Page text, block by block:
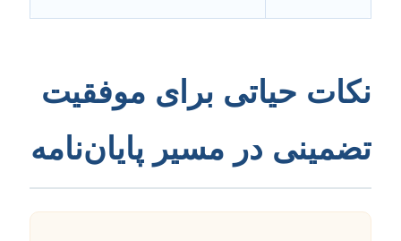
نکات حیاتی برای موفقیت
تضمینی در مسیر پایان‌نامه